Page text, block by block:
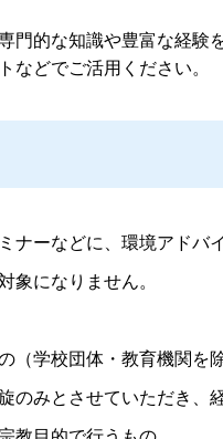
門的な知識や豊富な経
などでご活用ください。
ナーなどに、環境アドバ
象になりません。
（学校団体・教育機関を除
のみとさせていただき、